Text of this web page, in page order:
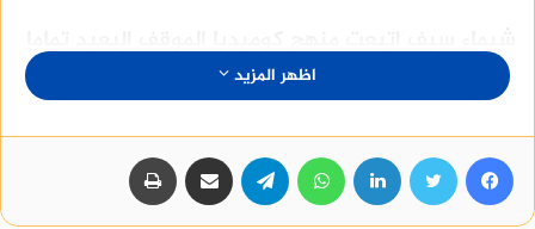
عن الابتذال وإلقاء الافيهات، ولم تقدم أي تنازلات
لتدخل عالم النجوم والشهرة، ولم تستغل وزنها في
العمل أو تنحصر في أدوار معينة، ولكن علي العكس
تماما ظهرت شيماء سيف دائما المرأه الواثقة من نفسها
القادرة على إضحاك المشاهد بمجرد ظهورها فقط على
اظهر المزيد